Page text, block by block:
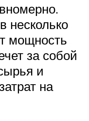
несколько
мощность
за собой
и
на